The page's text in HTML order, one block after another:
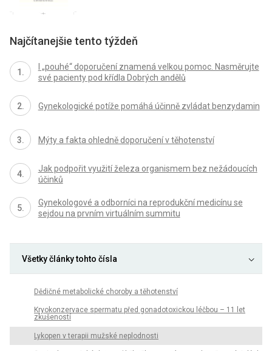
Najčítanejšie tento týždeň
I „pouhé“ doporučení znamená velkou pomoc. Nasměrujte
své pacienty pod křídla Dobrých andělů
Gynekologické potíže pomáhá účinně zvládat benzydamin
Mýty a fakta ohledně doporučení v těhotenství
Jak podpořit využití železa organismem bez nežádoucích
účinků
Gynekologové a odborníci na reprodukční medicínu se
sejdou na prvním virtuálním summitu
Všetky články tohto čísla
Dědičné metabolické choroby a těhotenství
Kryokonzervace spermatu před gonadotoxickou léčbou – 11 let
zkušeností
Lykopen v terapii mužské neplodnosti